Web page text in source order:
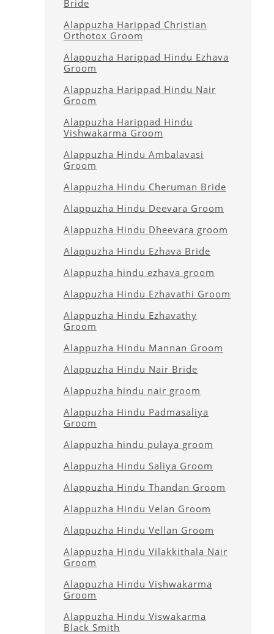
Bride
Alappuzha Harippad Christian
Orthotox Groom
Alappuzha Harippad Hindu Ezhava
Groom
Alappuzha Harippad Hindu Nair
Groom
Alappuzha Harippad Hindu
Vishwakarma Groom
Alappuzha Hindu Ambalavasi
Groom
Alappuzha Hindu Cheruman Bride
Alappuzha Hindu Deevara Groom
Alappuzha Hindu Dheevara groom
Alappuzha Hindu Ezhava Bride
Alappuzha hindu ezhava groom
Alappuzha Hindu Ezhavathi Groom
Alappuzha Hindu Ezhavathy
Groom
Alappuzha Hindu Mannan Groom
Alappuzha Hindu Nair Bride
Alappuzha hindu nair groom
Alappuzha Hindu Padmasaliya
Groom
Alappuzha hindu pulaya groom
Alappuzha Hindu Saliya Groom
Alappuzha Hindu Thandan Groom
Alappuzha Hindu Velan Groom
Alappuzha Hindu Vellan Groom
Alappuzha Hindu Vilakkithala Nair
Groom
Alappuzha Hindu Vishwakarma
Groom
Alappuzha Hindu Viswakarma
Black Smith